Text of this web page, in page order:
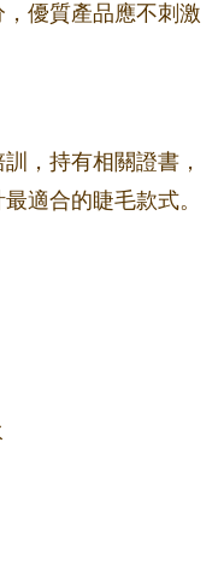
優質產品應不刺激
，持有相關證書，
適合的睫毛款式。